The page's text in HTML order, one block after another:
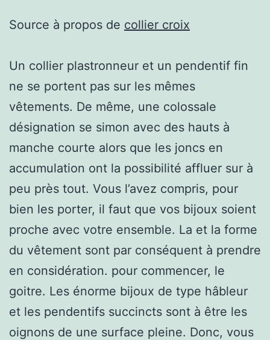
Source à propos de collier croix
Un collier plastronneur et un pendentif fin
ne se portent pas sur les mêmes
vêtements. De même, une colossale
désignation se simon avec des hauts à
manche courte alors que les joncs en
accumulation ont la possibilité affluer sur à
peu près tout. Vous l’avez compris, pour
bien les porter, il faut que vos bijoux soient
proche avec votre ensemble. La et la forme
du vêtement sont par conséquent à prendre
en considération. pour commencer, le
goitre. Les énorme bijoux de type hâbleur
et les pendentifs succincts sont à être les
oignons de une surface pleine. Donc, vous